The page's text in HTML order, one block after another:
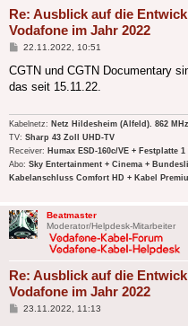
Re: Ausblick auf die
Vodafone im Jahr 2022
Beitrag
22.11.2022, 10:51
CGTN und CGTN Documentary
das seit 15.11.22.
Kabelnetz: Netz Hildesheim (Alfeld). 862
TV: Sharp 43 Zoll UHD-TV
Receiver: Humax ESD-160c/VE + Festplatte 1
Abo: Sky Entertainment + Cinema +
Kabelanschluss Comfort HD + Kabel
Beatmaster
Moderator/Helpdesk-Mitarbeiter
Re: Ausblick auf die
Vodafone im Jahr 2022
Beitrag
23.11.2022, 11:13